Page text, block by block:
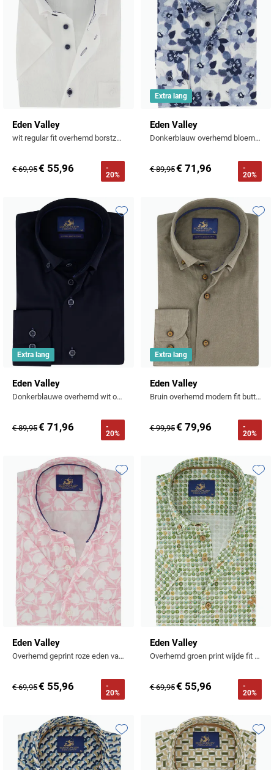
Eden Valley
wit regular fit overhemd borstzak katoen textuur km
€ 69,95€ 55,96
-
20%
Eden Valley
Donkerblauw overhemd bloem print button-down collar
€ 89,95€ 71,96
-
20%
Extra lang
Eden Valley
Donkerblauwe overhemd wit omlijnde knopen ml7
€ 89,95€ 71,96
-
20%
Extra lang
Toevoegen aan favorieten
Eden Valley
Bruin overhemd modern fit button-down collar
€ 99,95€ 79,96
-
20%
Extra lang
Eden Valley
Overhemd geprint roze eden vally korte mouw met borstzak
€ 69,95€ 55,96
-
20%
Toevoegen aan favorieten
Eden Valley
Overhemd groen print wijde fit korte mouw borstzak
€ 69,95€ 55,96
-
20%
Toevoegen aan favorieten